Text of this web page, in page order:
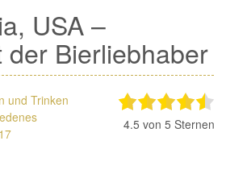
USA –
der Bierliebhaber
und Trinken
4.5 von 5 Sternen